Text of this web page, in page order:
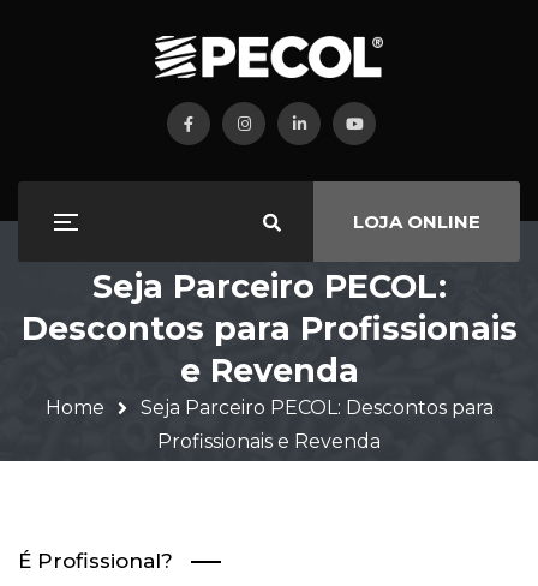
LOJA ONLINE
Seja Parceiro PECOL:
Descontos para Profissionais
e Revenda
Home
Seja Parceiro PECOL: Descontos para
Profissionais e Revenda
É Profissional?